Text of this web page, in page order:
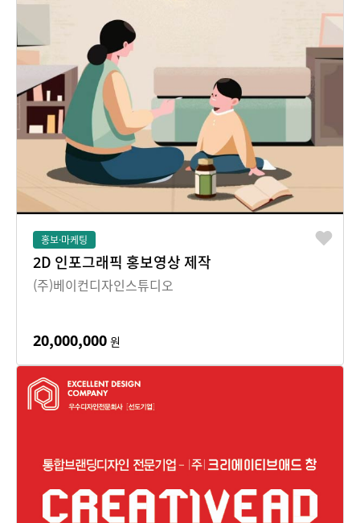
홍보·마케팅
2D 인포그래픽 홍보영상 제작
(주)베이컨디자인스튜디오
20,000,000 원